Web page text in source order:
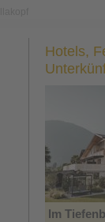
Hotels,
Im